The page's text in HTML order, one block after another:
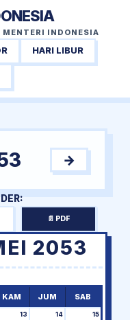
MENTERI INDONESIA
HARI LIBUR
→
📄 PDF
2053
KAM JUM SAB
13 14 15